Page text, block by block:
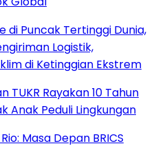
di Puncak Tertinggi Dunia,
Logistik,
di Ketinggian Ekstrem
TUKR Rayakan 10 Tahun
Anak Peduli Lingkungan
Masa Depan BRICS